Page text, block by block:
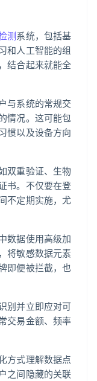
测系统，包括基
和人工智能的组
结合起来就能全
与系统的常规交
情况。这可能包
惯以及设备方向
双重验证、生物
书。不仅要在登
不定期实施，尤
数据使用高级加
将敏感数据元素
即便被拦截，也
别并立即应对可
交易金额、频率
方式理解数据点
之间隐藏的关联